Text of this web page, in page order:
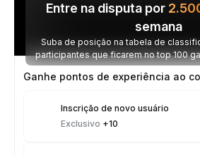
Entre na disputa por
semana
Suba de posição na tabela de
participantes que ficarem no top 100
prêmio de 2.500 USDT toda
Ganhe pontos de experiência ao
Inscrição de novo usuário
Exclusivo +10